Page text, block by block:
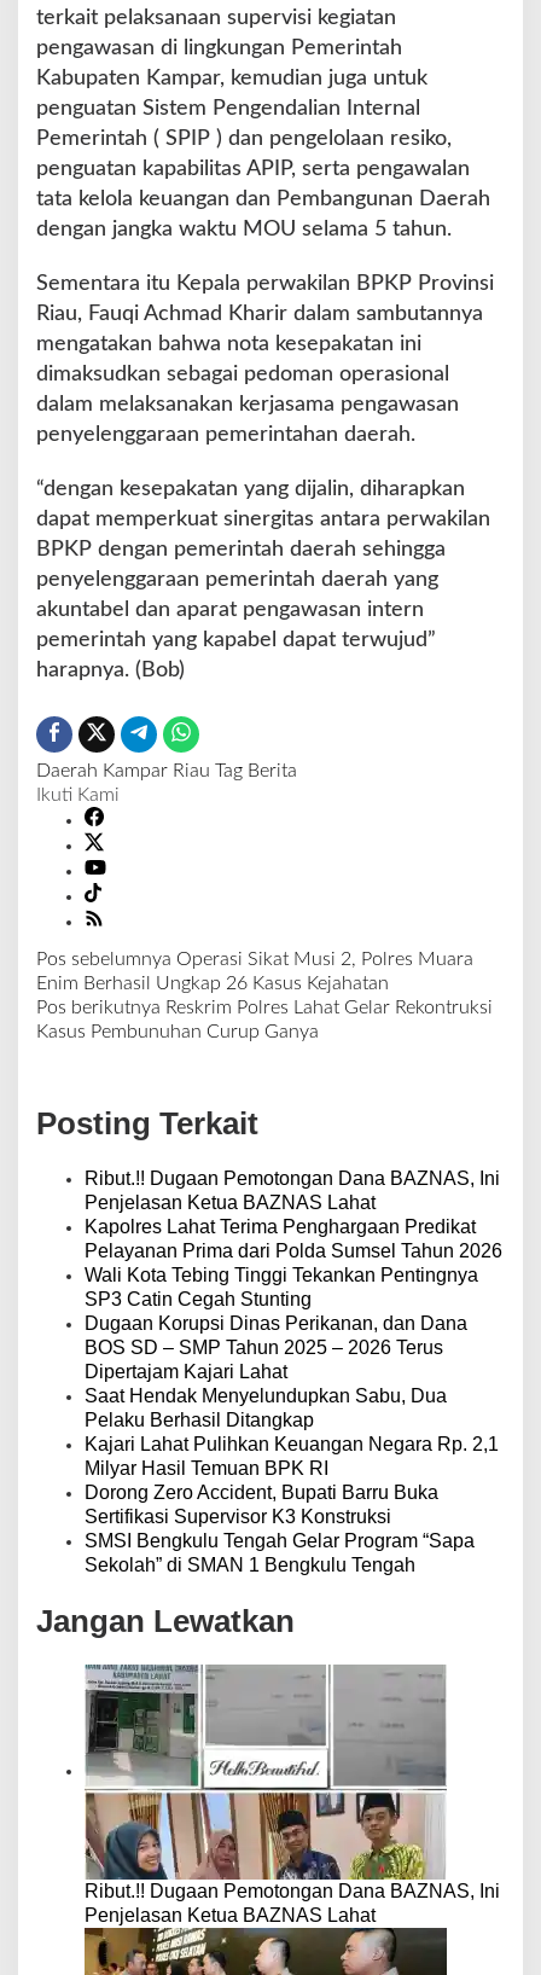
terkait pelaksanaan supervisi kegiatan
pengawasan di lingkungan Pemerintah
Kabupaten Kampar, kemudian juga untuk
penguatan Sistem Pengendalian Internal
Pemerintah ( SPIP ) dan pengelolaan resiko,
penguatan kapabilitas APIP, serta pengawalan
tata kelola keuangan dan Pembangunan Daerah
dengan jangka waktu MOU selama 5 tahun.
Sementara itu Kepala perwakilan BPKP Provinsi
Riau, Fauqi Achmad Kharir dalam sambutannya
mengatakan bahwa nota kesepakatan ini
dimaksudkan sebagai pedoman operasional
dalam melaksanakan kerjasama pengawasan
penyelenggaraan pemerintahan daerah.
“dengan kesepakatan yang dijalin, diharapkan
dapat memperkuat sinergitas antara perwakilan
BPKP dengan pemerintah daerah sehingga
penyelenggaraan pemerintah daerah yang
akuntabel dan aparat pengawasan intern
pemerintah yang kapabel dapat terwujud”
harapnya. (Bob)
Daerah Kampar Riau Tag Berita
Ikuti Kami
N
a
v
a
s
Pos sebelumnya Operasi Sikat Musi 2, Polres Muara
Enim Berhasil Ungkap 26 Kasus Kejahatan
Pos berikutnya Reskrim Polres Lahat Gelar Rekontruksi
Kasus Pembunuhan Curup Ganya
Posting Terkait
Ribut.!! Dugaan Pemotongan Dana BAZNAS, Ini
Penjelasan Ketua BAZNAS Lahat
Kapolres Lahat Terima Penghargaan Predikat
Pelayanan Prima dari Polda Sumsel Tahun 2026
Wali Kota Tebing Tinggi Tekankan Pentingnya
SP3 Catin Cegah Stunting
Dugaan Korupsi Dinas Perikanan, dan Dana
BOS SD – SMP Tahun 2025 – 2026 Terus
Dipertajam Kajari Lahat
Saat Hendak Menyelundupkan Sabu, Dua
Pelaku Berhasil Ditangkap
Kajari Lahat Pulihkan Keuangan Negara Rp. 2,1
Milyar Hasil Temuan BPK RI
Dorong Zero Accident, Bupati Barru Buka
Sertifikasi Supervisor K3 Konstruksi
SMSI Bengkulu Tengah Gelar Program “Sapa
Sekolah” di SMAN 1 Bengkulu Tengah
Jangan Lewatkan
Ribut.!! Dugaan Pemotongan Dana BAZNAS, Ini
Penjelasan Ketua BAZNAS Lahat